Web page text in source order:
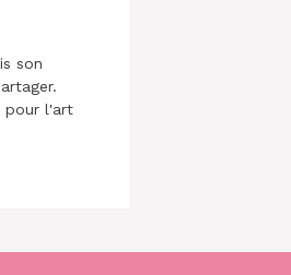
son
pour l'art